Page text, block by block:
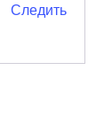
Следить